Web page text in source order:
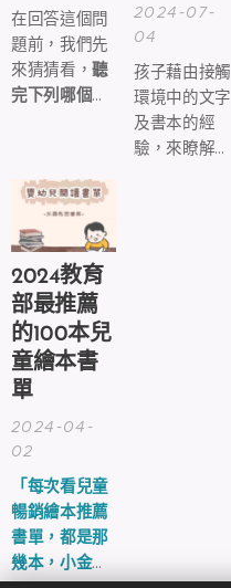
在回答這個問
題前，我們先
來猜猜看，聽
完下列哪個故
2024-07-
04
孩子藉由接觸
環境中的文字
及書本的經
驗，來瞭解書
2024教育
部最推薦
的100本兒
童繪本書
單
2024-04-
02
「每次看兒童
暢銷繪本推薦
書單，都是那
幾本，小金魚